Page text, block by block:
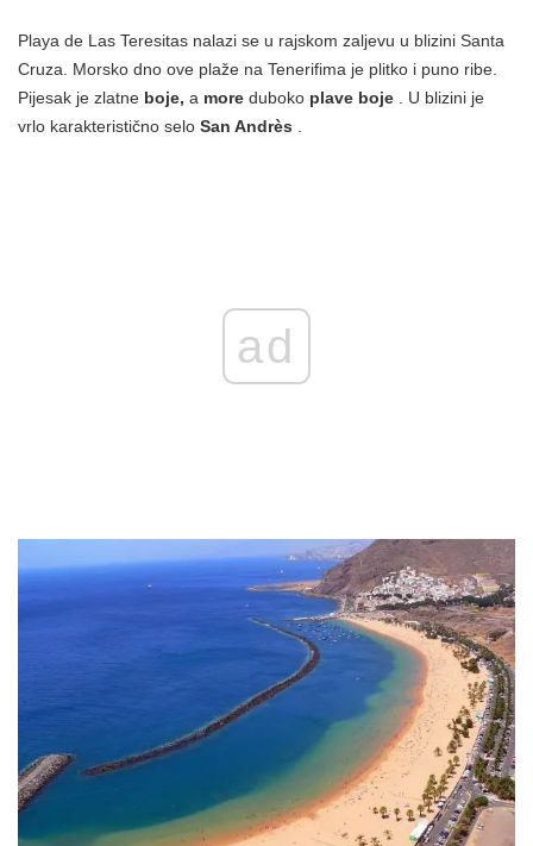
Playa de Las Teresitas nalazi se u rajskom zaljevu u blizini Santa
Cruza. Morsko dno ove plaže na Tenerifima je plitko i puno ribe.
Pijesak je zlatne boje, a more duboko plave boje . U blizini je
vrlo karakteristično selo San Andrès
ad